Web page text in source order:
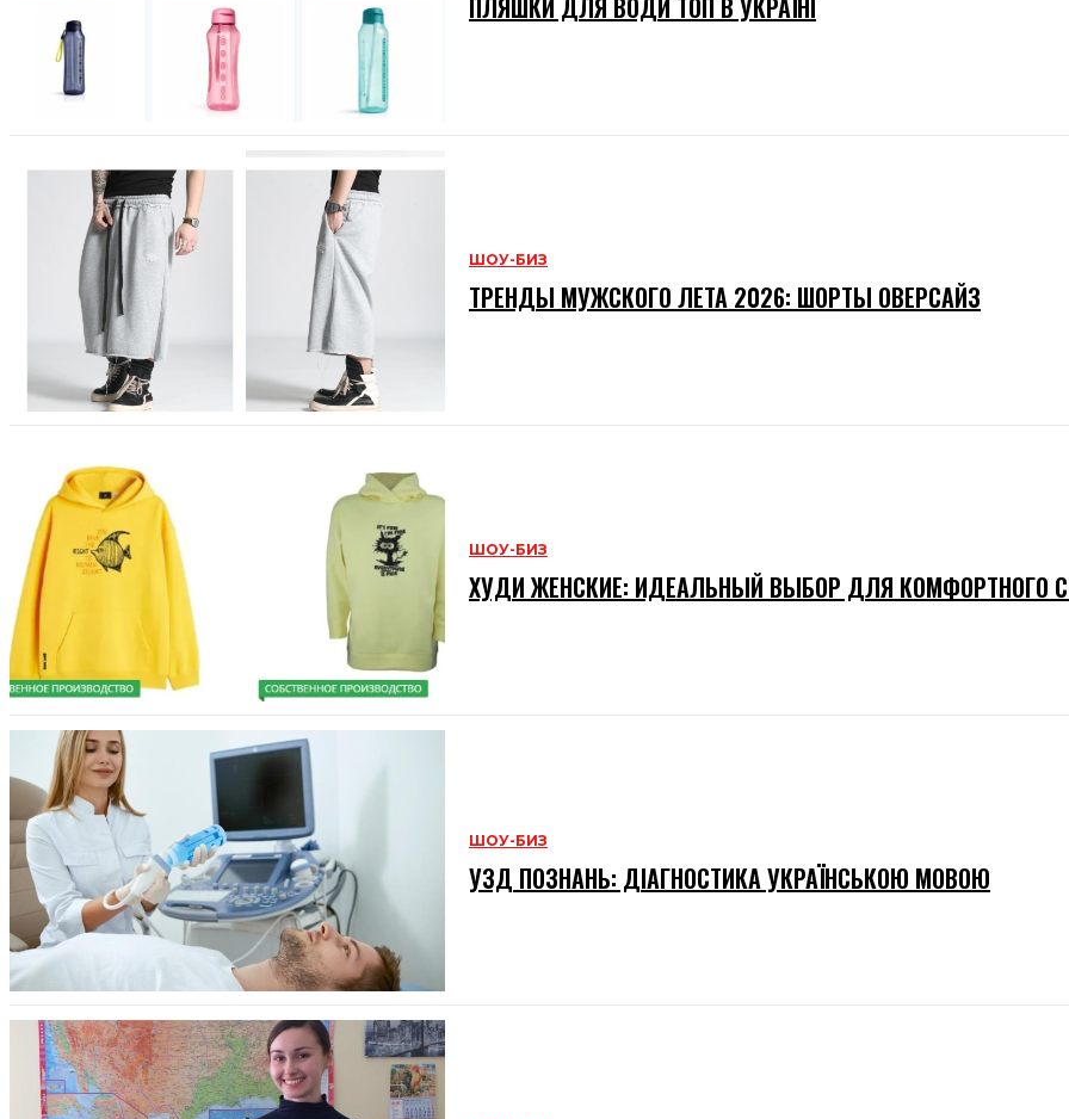
ПЛЯШКИ ДЛЯ ВОДИ ТОП В УКРАЇНІ
ШОУ-БИЗ
ТРЕНДЫ МУЖСКОГО ЛЕТА 2026: ШОРТЫ ОВЕРСАЙЗ
ШОУ-БИЗ
ХУДИ ЖЕНСКИЕ: ИДЕАЛЬНЫЙ ВЫБОР ДЛЯ КОМФОРТНОГО
ШОУ-БИЗ
УЗД ПОЗНАНЬ: ДІАГНОСТИКА УКРАЇНСЬКОЮ МОВОЮ